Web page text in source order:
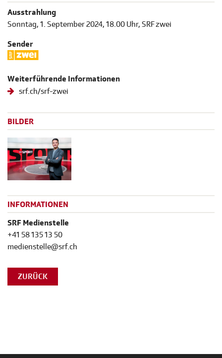
Ausstrahlung
Sonntag, 1. September 2024, 18.00 Uhr, SRF zwei
Sender
Weiterführende Informationen
srf.ch/srf-zwei
BILDER
INFORMATIONEN
SRF Medienstelle
+41 58 135 13 50
medienstelle@srf.ch
ZURÜCK